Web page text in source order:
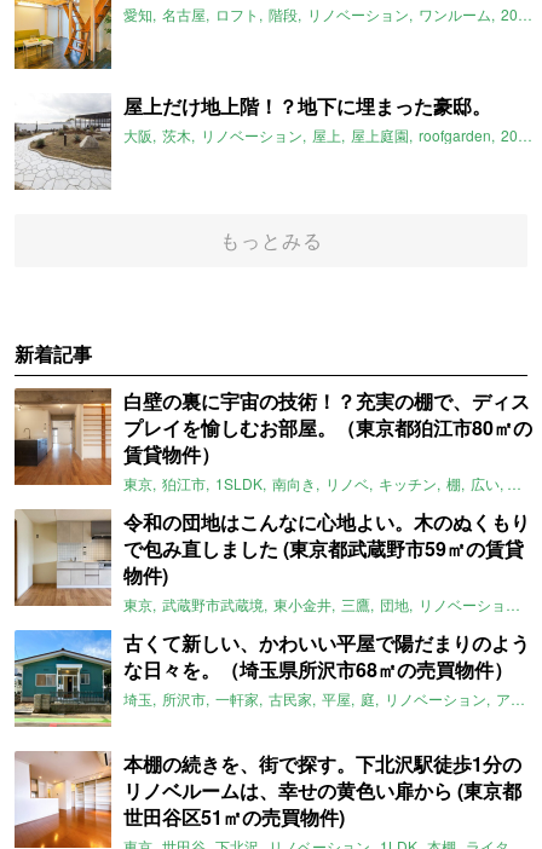
愛知 名古屋 ロフト 階段 リノベーション ワンルーム 2018年7月のおすすめ
屋上だけ地上階！？地下に埋まった豪邸。
大阪 茨木 リノベーション 屋上 屋上庭園 roofgarden 2018年7月のおすすめ
もっとみる
新着記事
白壁の裏に宇宙の技術！？充実の棚で、ディス
プレイを愉しむお部屋。（東京都狛江市80㎡の
賃貸物件）
東京 狛江市 1SLDK 南向き リノベ キッチン 棚 広い ガイ
令和の団地はこんなに心地よい。木のぬくもり
で包み直しました (東京都武蔵野市59㎡の賃貸
物件)
東京 武蔵野市武蔵境 東小金井 三鷹 団地 リノベーション
古くて新しい、かわいい平屋で陽だまりのよう
な日々を。（埼玉県所沢市68㎡の売買物件）
埼玉 所沢市 一軒家 古民家 平屋 庭 リノベーション アメリカンハウス
本棚の続きを、街で探す。下北沢駅徒歩1分の
リノベルームは、幸せの黄色い扉から (東京都
世田谷区51㎡の売買物件)